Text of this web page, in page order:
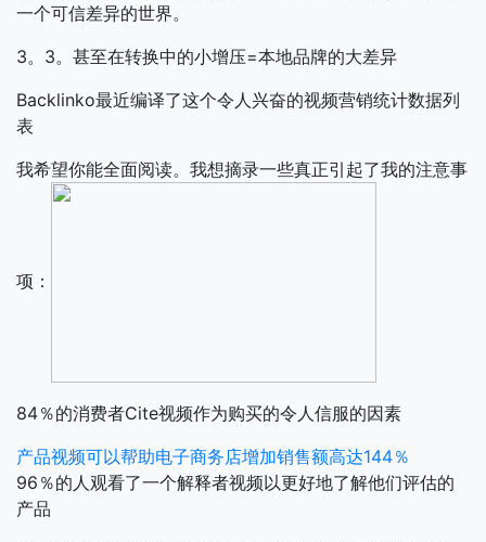
一个可信差异的世界。
3。3。甚至在转换中的小增压=本地品牌的大差异
Backlinko最近编译了这个令人兴奋的视频营销统计数据列
表
我希望你能全面阅读。我想摘录一些真正引起了我的注意事
项：
84％的消费者Cite视频作为购买的令人信服的因素
产品视频可以帮助电子商务店增加销售额高达144％
96％的人观看了一个解释者视频以更好地了解他们评估的
产品